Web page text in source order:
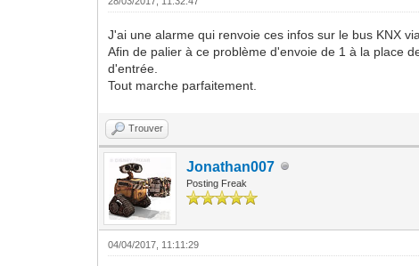
J'ai une alarme qui renvoie ces infos sur le bus KNX
Afin de palier à ce problème d'envoie de 1 à la place
d'entrée.
Tout marche parfaitement.
Trouver
Jonathan007
Posting Freak
04/04/2017, 11:11:29